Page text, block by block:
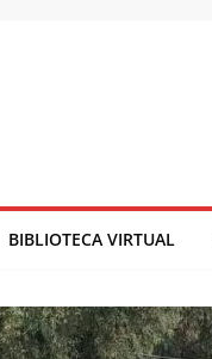
BIBLIOTECA VIRTUAL